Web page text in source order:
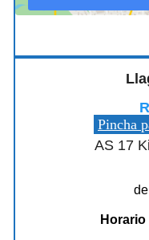
Pincha
AS 17